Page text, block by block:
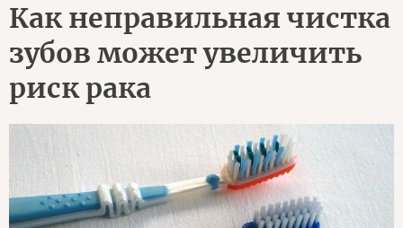
Как неправильная чистка
зубов может увеличить
риск рака